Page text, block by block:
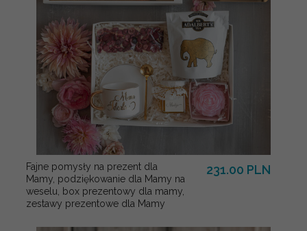
Fajne pomysły na prezent dla
Mamy, podziękowanie dla Mamy na
weselu, box prezentowy dla mamy,
zestawy prezentowe dla Mamy
231.00 PLN